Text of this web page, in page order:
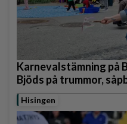
Karnevalstämning på
Bjöds på trummor,
Hisingen